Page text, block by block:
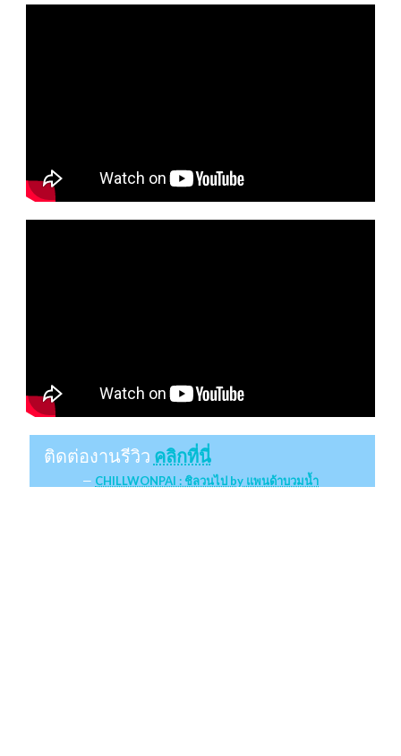
ติดต่องานรีวิว คลิกที่นี่
CHILLWONPAI : ชิลวนไป by แพนด้าบวมน้ำ